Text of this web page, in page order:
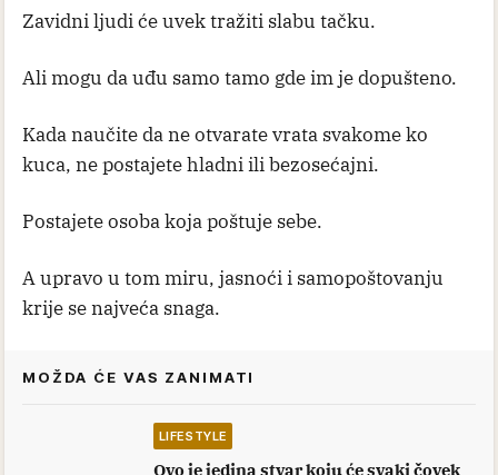
Zavidni ljudi će uvek tražiti slabu tačku.
Ali mogu da uđu samo tamo gde im je dopušteno.
Kada naučite da ne otvarate vrata svakome ko
kuca, ne postajete hladni ili bezosećajni.
Postajete osoba koja poštuje sebe.
A upravo u tom miru, jasnoći i samopoštovanju
krije se najveća snaga.
MOŽDA ĆE VAS ZANIMATI
LIFESTYLE
Ovo je jedina stvar koju će svaki čovek